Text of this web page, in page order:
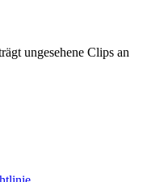
ungesehene Clips an